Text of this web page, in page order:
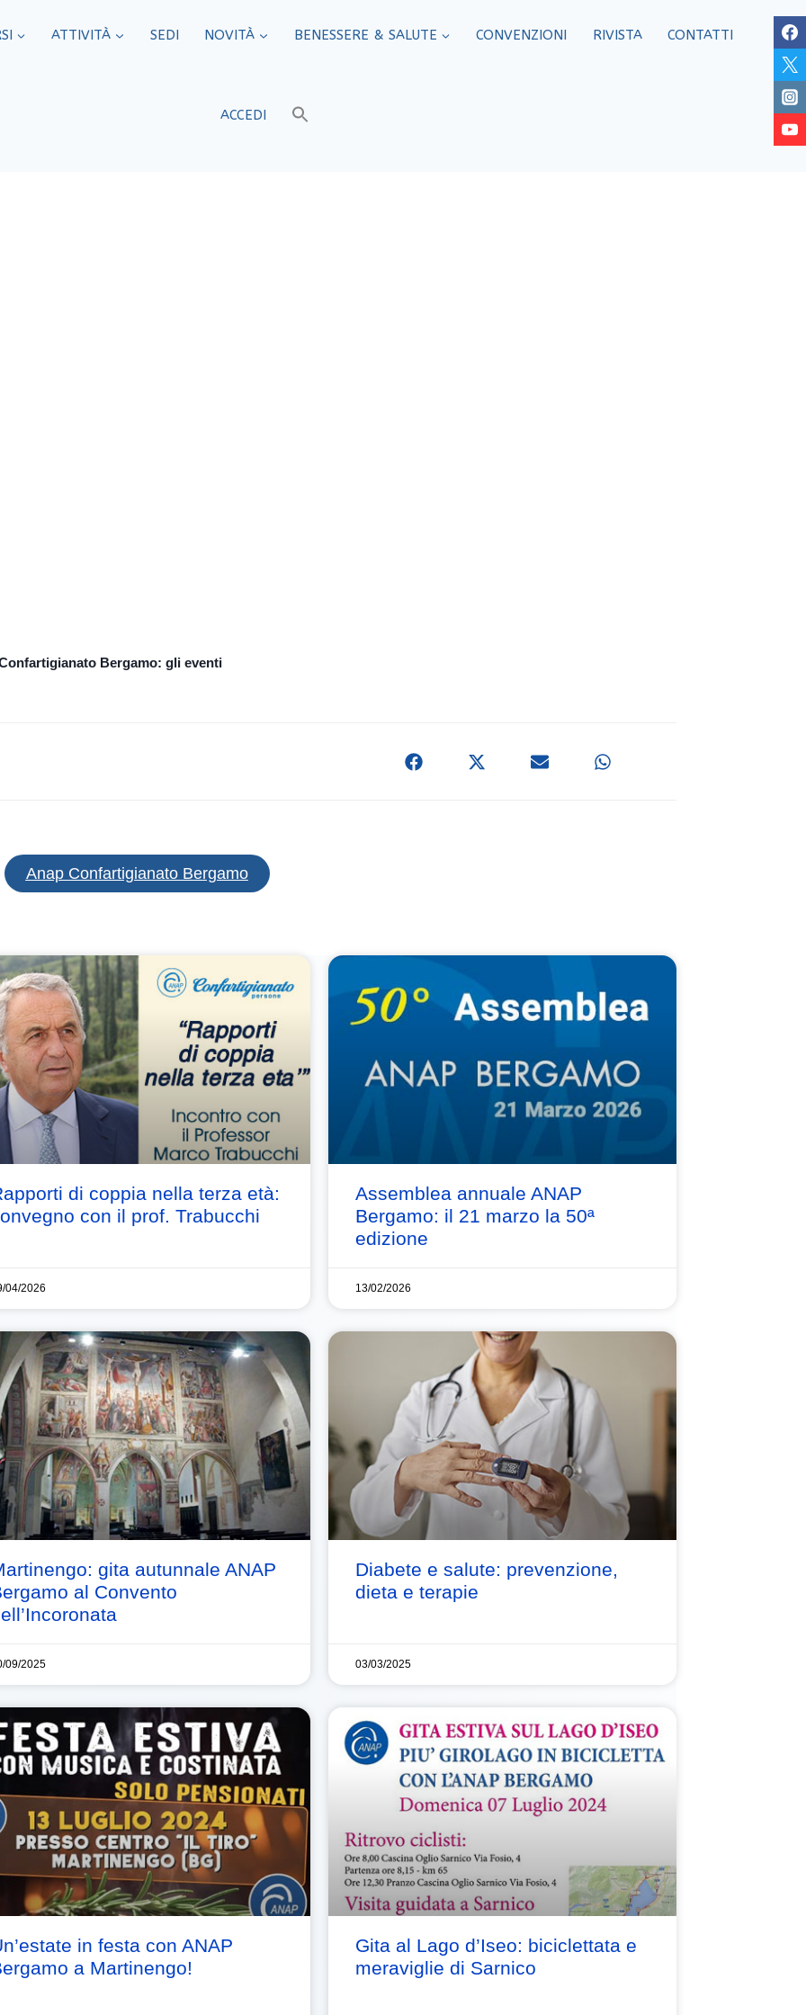
ATTIVITÀ SEDI​ NOVITÀ BENESSERE & SALUTE CONVENZIONI RIVISTA CONTATTI
ACCEDI
Bergamo: gli eventi
Anap Confartigianato Bergamo
di coppia nella terza età:
con il prof. Trabucchi
04/2026
Assemblea annuale ANAP
Bergamo: il 21 marzo la 50ª
edizione
13/02/2026
gita autunnale ANAP
al Convento
09/2025
Diabete e salute: prevenzione,
dieta e terapie
03/03/2025
in festa con ANAP
a Martinengo!
Gita al Lago d’Iseo: biciclettata e
meraviglie di Sarnico